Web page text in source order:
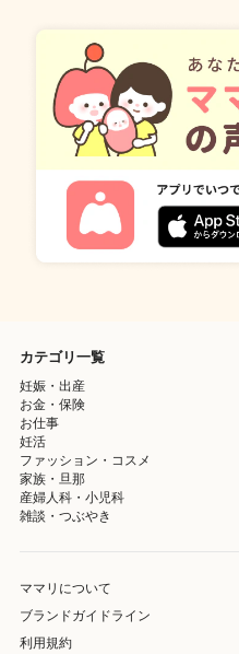
カテゴリ一覧
妊娠・出産
お金・保険
お仕事
妊活
ファッション・コスメ
家族・旦那
産婦人科・小児科
雑談・つぶやき
ママリについて
ブランドガイドライン
利用規約